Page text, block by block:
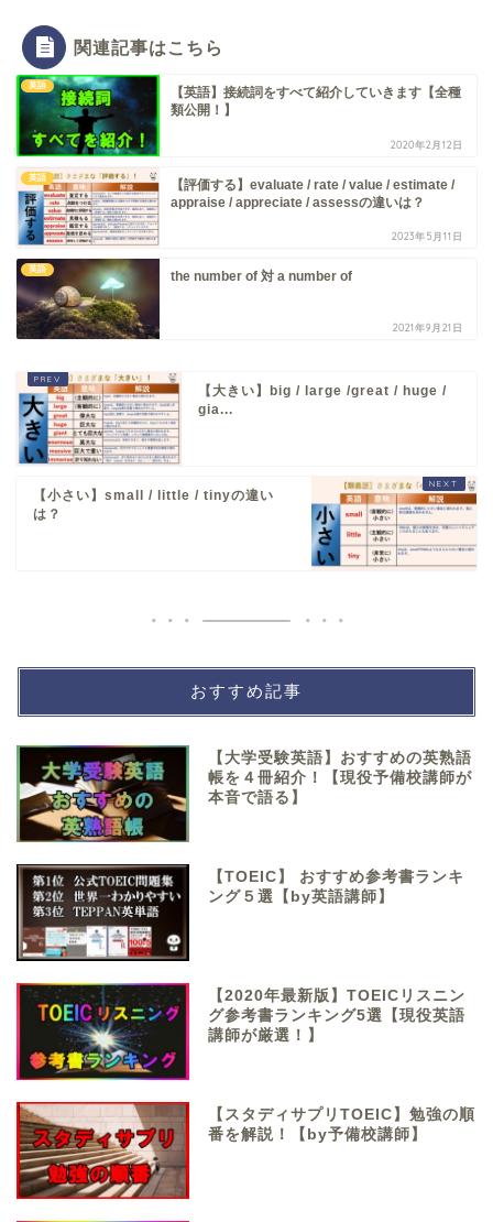
関連記事はこちら
英語
【英語】接続詞をすべて紹介していきます【全種
類公開！】
2020年2月12日
英語
【評価する】evaluate / rate / value / estimate /
appraise / appreciate / assessの違いは？
2023年5月11日
英語 the number of 対 a number of
2021年9月21日
【大きい】big / large /great / huge /
gia...
【小さい】small / little / tinyの違い
は？
おすすめ記事
【大学受験英語】おすすめの英熟語
帳を４冊紹介！【現役予備校講師が
本音で語る】
【TOEIC】 おすすめ参考書ランキ
ング５選【by英語講師】
【2020年最新版】TOEICリスニン
グ参考書ランキング5選【現役英語
講師が厳選！】
【スタディサプリTOEIC】勉強の順
番を解説！【by予備校講師】